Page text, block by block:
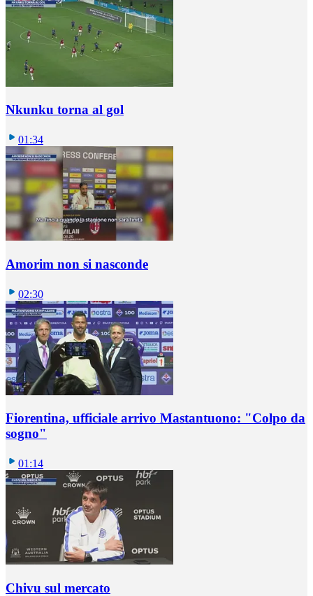
Nkunku torna al gol
01:34
Amorim non si nasconde
02:30
Fiorentina, ufficiale arrivo Mastantuono: "Colpo da
sogno"
01:14
Chivu sul mercato